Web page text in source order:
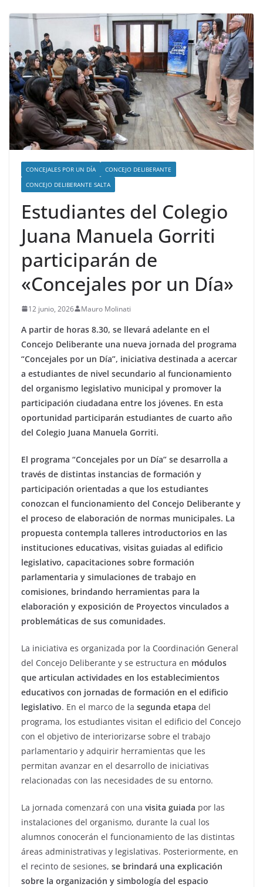
CONCEJALES POR UN DÍA
CONCEJO DELIBERANTE
CONCEJO DELIBERANTE SALTA
Estudiantes del Colegio
Juana Manuela Gorriti
participarán de
«Concejales por un Día»
12 junio, 2026 Mauro Molinati
A partir de horas 8.30, se llevará adelante en el
Concejo Deliberante una nueva jornada del programa
“Concejales por un Día”, iniciativa destinada a acercar
a estudiantes de nivel secundario al funcionamiento
del organismo legislativo municipal y promover la
participación ciudadana entre los jóvenes. En esta
oportunidad participarán estudiantes de cuarto año
del Colegio Juana Manuela Gorriti.
El programa “Concejales por un Día” se desarrolla a
través de distintas instancias de formación y
participación orientadas a que los estudiantes
conozcan el funcionamiento del Concejo Deliberante y
el proceso de elaboración de normas municipales. La
propuesta contempla talleres introductorios en las
instituciones educativas, visitas guiadas al edificio
legislativo, capacitaciones sobre formación
parlamentaria y simulaciones de trabajo en
comisiones, brindando herramientas para la
elaboración y exposición de Proyectos vinculados a
problemáticas de sus comunidades.
La iniciativa es organizada por la Coordinación General
del Concejo Deliberante y se estructura en módulos
que articulan actividades en los establecimientos
educativos con jornadas de formación en el edificio
legislativo. En el marco de la segunda etapa del
programa, los estudiantes visitan el edificio del Concejo
con el objetivo de interiorizarse sobre el trabajo
parlamentario y adquirir herramientas que les
permitan avanzar en el desarrollo de iniciativas
relacionadas con las necesidades de su entorno.
La jornada comenzará con una visita guiada por las
instalaciones del organismo, durante la cual los
alumnos conocerán el funcionamiento de las distintas
áreas administrativas y legislativas. Posteriormente, en
el recinto de sesiones, se brindará una explicación
sobre la organización y simbología del espacio